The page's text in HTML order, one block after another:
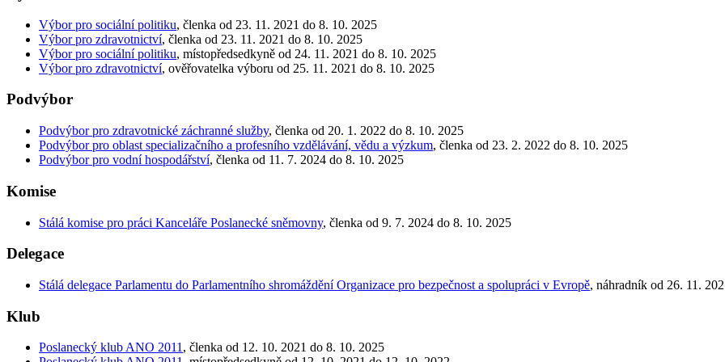
Výbor pro sociální politiku, členka od 23. 11. 2021 do 8. 10. 2025
Výbor pro zdravotnictví, členka od 23. 11. 2021 do 8. 10. 2025
Výbor pro sociální politiku, místopředsedkyně od 24. 11. 2021 do 8. 10. 2025
Výbor pro zdravotnictví, ověřovatelka výboru od 25. 11. 2021 do 8. 10. 2025
Podvýbor
Podvýbor pro zdravotnické záchranné služby, členka od 20. 1. 2022 do 8. 10. 2025
Podvýbor pro oblast specializačního a profesního vzdělávání, vědu a výzkum, členka od 23. 2. 2022 do 8. 10. 2025
Podvýbor pro vodní hospodářství, členka od 11. 7. 2024 do 8. 10. 2025
Komise
Stálá komise pro práci Kanceláře Poslanecké sněmovny, členka od 9. 7. 2024 do 8. 10. 2025
Delegace
Stálá delegace Parlamentu do Parlamentního shromáždění Organizace pro bezpečnost a spolupráci v Evropě, náhradník od 26. 11.
Klub
Poslanecký klub ANO 2011, členka od 12. 10. 2021 do 8. 10. 2025